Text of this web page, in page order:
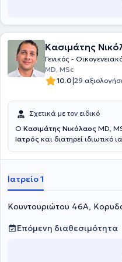
Κασιμάτης
Γενικός -
MD, MSc
10.0|29
Σχετικά με τον ειδικό
Ο Κασιμάτης Νικόλαος MD,
Ιατρός και διατηρεί ιδιωτικό
στο Τμήμα Επειγόντων
Τμήμα Επειγόντων
"Άγιος Παντελεήμων". Είναι
Αριστοτελείου
Μεταπτυχιακού Διπλώματος στη «Διοίκηση και Διαχείριση
Υπηρεσιών Υγείας &
Δυτικής Αττικής. Με γνώμονα
υπηρεσίες που
Ιατρείο 1
Κουντουριώτου 46Α,
Επόμενη διαθεσιμότητα